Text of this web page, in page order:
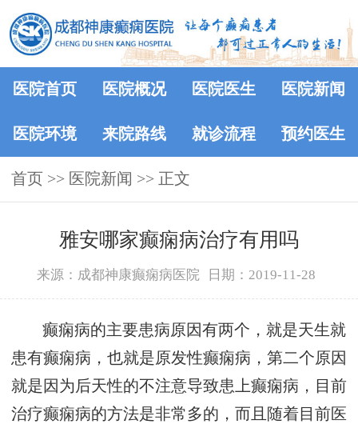
医院首页 医院概况 医院医生 医院新闻
医院环境 来院路线 就诊流程 预约医生
首页 >> 医院新闻 >> 正文
雅安哪家癫痫病治疗有用吗
来源：成都神康癫痫病医院 日期：2019-11-28
癫痫病的主要患病原因有两个，就是天生就
患有癫痫病，也就是原发性癫痫病，第二个原因
就是因为后天性的不注意导致患上癫痫病，目前
治疗癫痫病的方法是非常多的，而且随着目前医